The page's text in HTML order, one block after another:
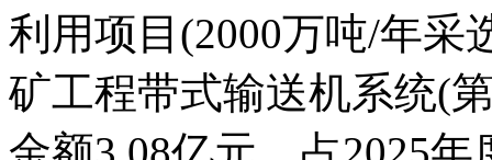
利用项目(2000万吨/年采
矿工程带式输送机系统(